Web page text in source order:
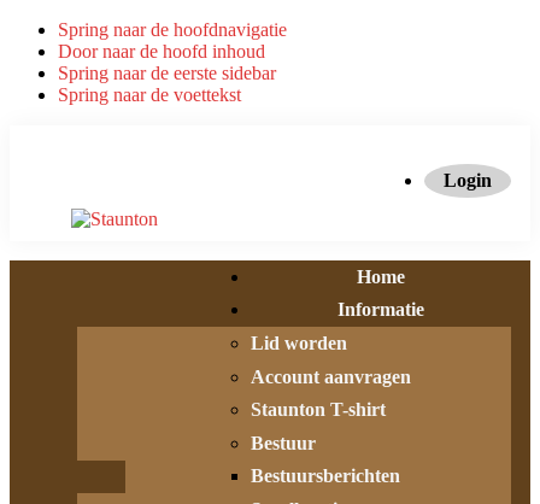
Spring naar de hoofdnavigatie
Door naar de hoofd inhoud
Spring naar de eerste sidebar
Spring naar de voettekst
Login
Home
Informatie
Lid worden
Account aanvragen
Staunton T-shirt
Bestuur
Bestuursberichten